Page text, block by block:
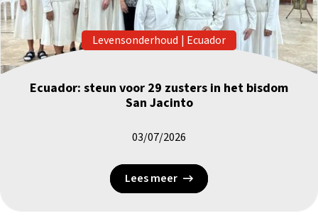
Levensonderhoud | Ecuador
Ecuador: steun voor 29 zusters in het bisdom
San Jacinto
03/07/2026
Lees meer